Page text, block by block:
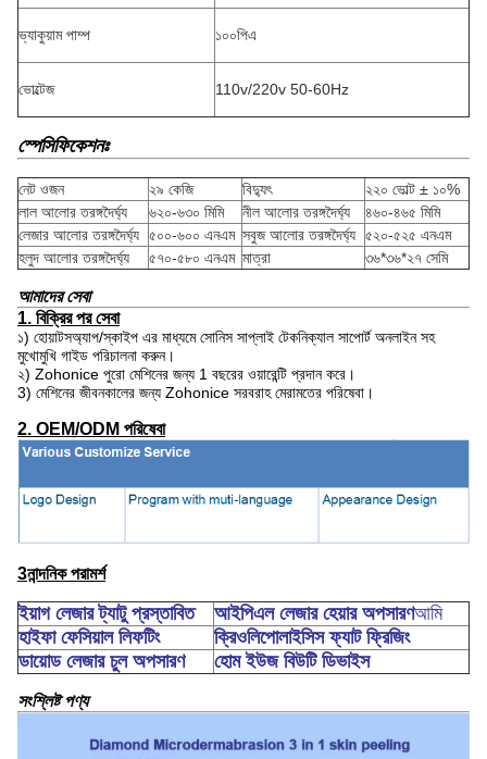
ভ্যাকুয়াম পাম্প ১০০পিএ
ভোল্টেজ 110v/220v 50-60Hz
স্পেসিফিকেশনঃ
নেট ওজন ২৯ কেজি বিদ্যুৎ
২২০ ভোল্ট ± ১০%
লাল আলোর তরঙ্গদৈর্ঘ্য
৬২০-৬৩০ মিমি নীল আলোর তরঙ্গদৈর্ঘ্য
৪৬০-৪৬৫ মিমি
লেজার আলোর তরঙ্গদৈর্ঘ্য ৫০০-৬০০ এনএম সবুজ আলোর তরঙ্গদৈর্ঘ্য ৫২০-৫২৫ এনএম
হলুদ আলোর তরঙ্গদৈর্ঘ্য
৫৭০-৫৮০ এনএম মাত্রা ৩৬*৩৬*২৭ সেমি
আমাদের সেবা
1. বিক্রির পর সেবা
১) হোয়াটসঅ্যাপ/স্কাইপ এর মাধ্যমে সোনিস সাপ্লাই টেকনিক্যাল সাপোর্ট অনলাইন সহ
মুখোমুখি গাইড পরিচালনা করুন।
২) Zohonice পুরো মেশিনের জন্য 1 বছরের ওয়ারেন্টি প্রদান করে।
3) মেশিনের জীবনকালের জন্য Zohonice সরবরাহ মেরামতের পরিষেবা।
2. OEM/ODM পরিষেবা
3নান্দনিক পরামর্শ
ইয়াগ লেজার ট্যাটু প্রস্তাবিত আইপিএল লেজার হেয়ার অপসারণআমি
হাইফা ফেসিয়াল লিফটিং
ক্রিওলিপোলাইসিস ফ্যাট ফ্রিজিং
ডায়োড লেজার চুল অপসারণ
হোম ইউজ বিউটি ডিভাইস
সংশ্লিষ্ট পণ্য